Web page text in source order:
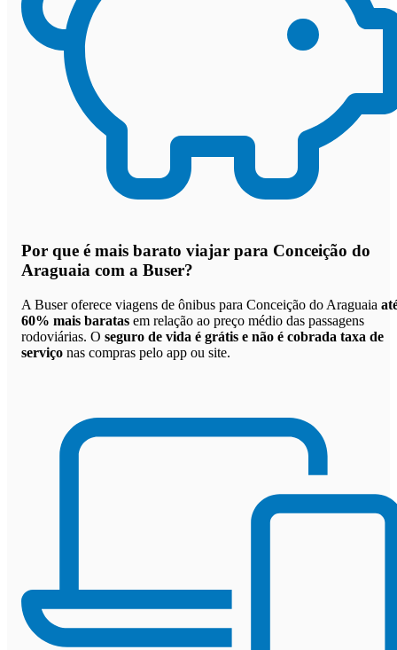
Por que é mais barato viajar para Conceição do
Araguaia com a Buser?
A Buser oferece viagens de ônibus para Conceição do Araguaia
60% mais baratas em relação ao preço médio das passagens
rodoviárias. O seguro de vida é grátis e não é cobrada taxa de
serviço nas compras pelo app ou site.